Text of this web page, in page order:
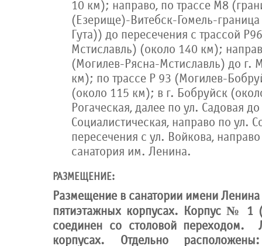
10 км); направо, по трассе М8
(Езерище)-Витебск-Гомель-
Гута)) до пересечения с трассой
Мстиславль) (около 140 км);
(Могилев-Рясна-Мстиславль) до г.
км); по трассе Р 93 (Могилев-
(около 115 км); в г. Бобруйск
Рогаческая, далее по ул. Садовая
Социалистическая, направо по ул.
пересечения с ул. Войкова,
санатория им. Ленина.
РАЗМЕЩЕНИЕ:
Размещение в санатории имени
пятиэтажных корпусах. Корпус № 1
соединен со столовой переходом.
корпусах. Отдельно